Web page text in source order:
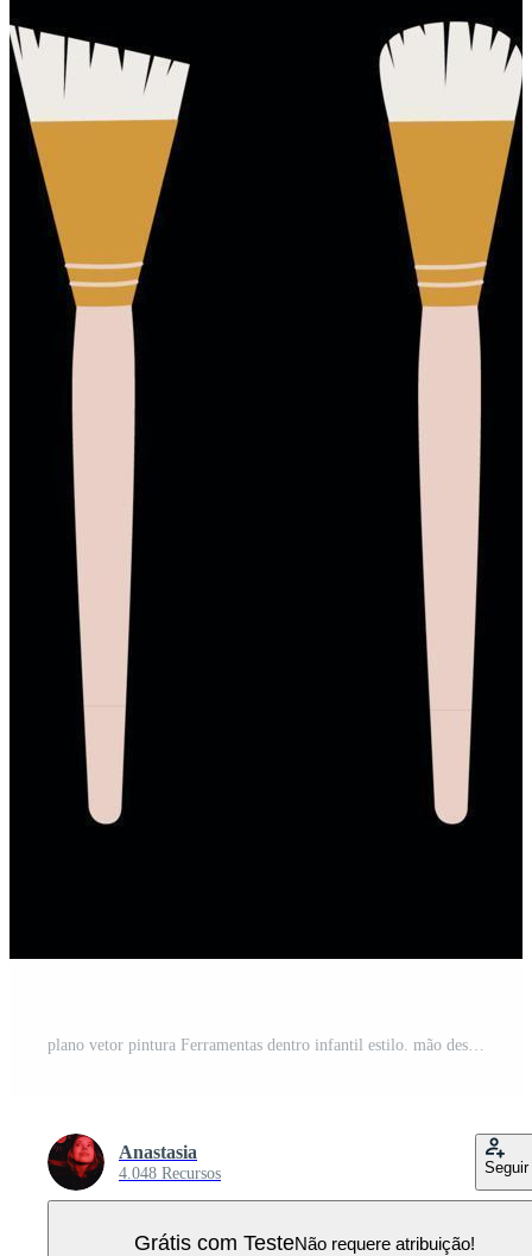
plano vetor pintura Ferramentas dentro infantil estilo. mão desenhado arte suprimentos Vetor Pro
Anastasia
4.048 Recursos Seguir
Grátis com TesteNão requere atribuição!